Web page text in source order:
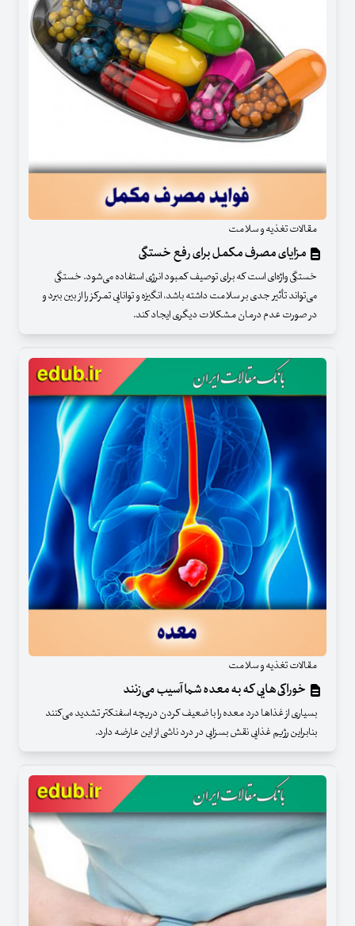
مقالات تغذیه و سلامت
مزایای مصرف مکمل‌ برای رفع خستگی
خستگی واژه‌ای است که برای توصیف کمبود انرژی استفاده می‌شود. خستگی
می‌تواند تأثیر جدی بر سلامت داشته باشد، انگیزه و توانایی تمرکز را از بین ببرد و
در صورت عدم درمان مشکلات دیگری ایجاد کند.
مقالات تغذیه و سلامت
خوراکی‌هایی که به معده شما آسیب می‌زنند
بسیاری از غذا‌ها درد معده را با ضعیف کردن دریچه اسفنکتر تشدید می‌کنند
بنابراین رژیم غذایی نقش بسزایی در درد ناشی از این عارضه دارد.